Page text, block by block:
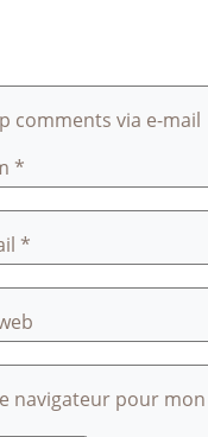
comments via e-mail
*
*
navigateur pour